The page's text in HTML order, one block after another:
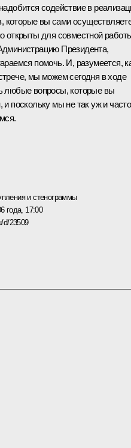
содействие в
которые вы сами
открыты для совместной
Президента,
помочь. И, разумеется,
мы можем сегодня в ходе
любые вопросы, которые вы
поскольку мы не так уж и часто
и стенограммы
года, 17:00
d/23509